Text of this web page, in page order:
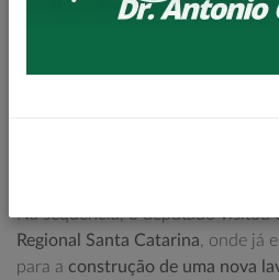
pavimentação da Estrada do Bau,
desenvolvimento da zona rural e
Na sequência, o deputado visitou
Regional Santa Catarina , onde já
para a construção de uma nova